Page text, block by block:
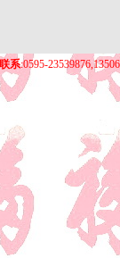
联系:0595-